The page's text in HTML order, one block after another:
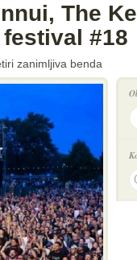
The
#18
zanimljiva benda